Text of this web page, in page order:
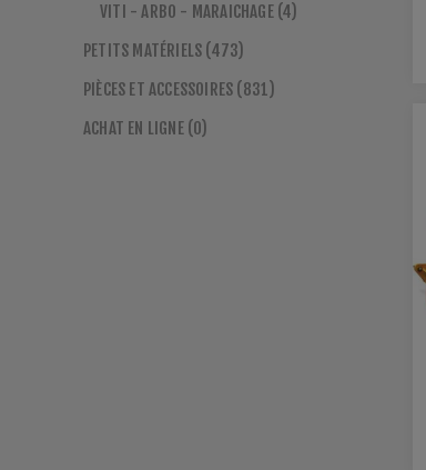
VITI - ARBO - MARAICHAGE (4)
PETITS MATÉRIELS (473)
PIÈCES ET ACCESSOIRES (831)
ACHAT EN LIGNE (0)